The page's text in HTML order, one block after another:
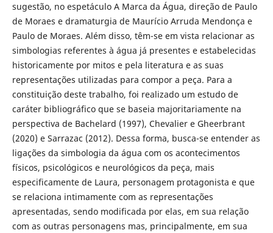
sugestão, no espetáculo A Marca da Água, direção de Paulo
de Moraes e dramaturgia de Maurício Arruda Mendonça e
Paulo de Moraes. Além disso, têm-se em vista relacionar as
simbologias referentes à água já presentes e estabelecidas
historicamente por mitos e pela literatura e as suas
representações utilizadas para compor a peça. Para a
constituição deste trabalho, foi realizado um estudo de
caráter bibliográfico que se baseia majoritariamente na
perspectiva de Bachelard (1997), Chevalier e Gheerbrant
(2020) e Sarrazac (2012). Dessa forma, busca-se entender as
ligações da simbologia da água com os acontecimentos
físicos, psicológicos e neurológicos da peça, mais
especificamente de Laura, personagem protagonista e que
se relaciona intimamente com as representações
apresentadas, sendo modificada por elas, em sua relação
com as outras personagens mas, principalmente, em sua